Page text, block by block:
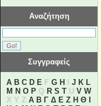
Αναζήτηση
Συγγραφείς
A B C D E F G H J K L
M N O P Q R S T U V W
X Y Z Α Β Γ Δ Ε Ζ Η Θ